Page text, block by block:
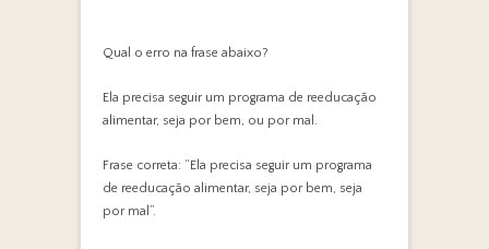
Qual o erro na frase abaixo?
Ela precisa seguir um programa de reeducação
alimentar, seja por bem, ou por mal.
Frase correta: “Ela precisa seguir um programa
de reeducação alimentar, seja por bem, seja
por mal”.